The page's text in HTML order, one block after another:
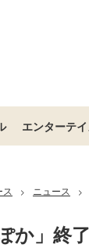
エンターテ
ス > ニュース >
か」終